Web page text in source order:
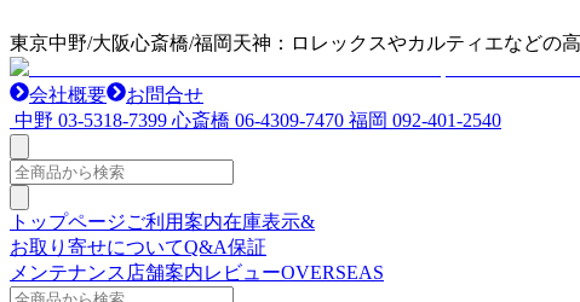
東京中野/大阪心斎橋/福岡天神：ロレックスやカルティエなどの
会社概要
お問合せ
中野 03-5318-7399 心斎橋 06-4309-7470 福岡 092-401-2540
トップページご利用案内在庫表示&
お取り寄せについてQ&A保証
メンテナンス 店舗案内レビューOVERSEAS